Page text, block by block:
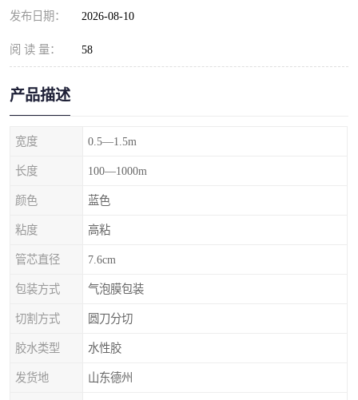
发布日期： 2026-08-10
阅 读 量： 58
产品描述
宽度 0.5—1.5m
长度 100—1000m
颜色 蓝色
粘度 高粘
管芯直径 7.6cm
包装方式 气泡膜包装
切割方式 圆刀分切
胶水类型 水性胶
发货地 山东德州